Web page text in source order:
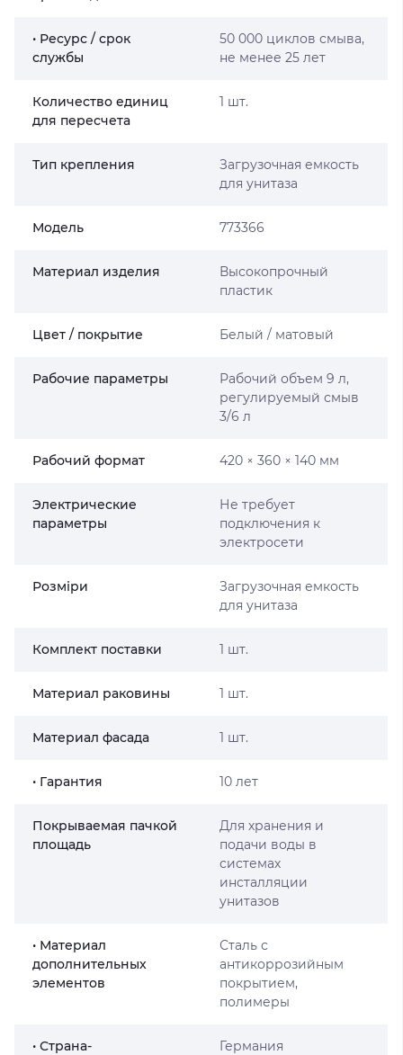
• Ресурс / срок
службы
50 000 циклов смыва,
не менее 25 лет
Количество единиц
для пересчета
1 шт.
Тип крепления
Загрузочная емкость
для унитаза
Мoдель 773366
Материал изделия
Высокопрочный
пластик
Цвет / покрытие Белый / матовый
Рабочие параметры
Рабочий объем 9 л,
регулируемый смыв
3/6 л
Рабочий формат 420 × 360 × 140 мм
Электрические
параметры
Не требует
подключения к
электросети
Розміри
Загрузочная емкость
для унитаза
Комплект поставки 1 шт.
Материал раковины 1 шт.
Материал фасада 1 шт.
• Гарантия 10 лет
Покрываемая пачкой
площадь
Для хранения и
подачи воды в
системах
инсталляции
унитазов
• Материал
дополнительных
элементов
Сталь с
антикоррозийным
покрытием,
полимеры
• Страна-
Германия